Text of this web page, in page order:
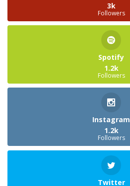
3k
Followers
Spotify
1.2k
Followers
Instagram
1.2k
Followers
Twitter